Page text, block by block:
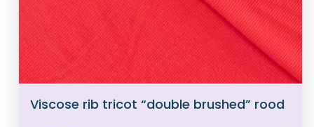
Viscose rib tricot “double brushed” rood